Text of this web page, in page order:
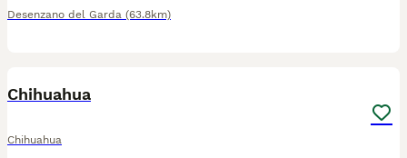
Desenzano del Garda (63.8km)
Chihuahua
Chihuahua